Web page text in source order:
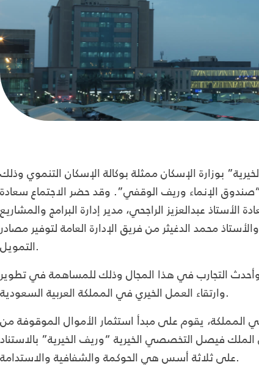
بوزارة الإسكان ممثلة بوكالة الإسكان التنموي وذلك
الإنماء وريف الوقفي”. وقد حضر الاجتماع سعادة
عبدالعزيز الراجحي، مدير إدارة البرامج والمشاريع
محمد الدغيثر من فريق الإدارة العامة لتوفير مصادر
التمويل.
التجارب في هذا المجال وذلك للمساهمة في تطوير
وارتقاء العمل الخيري في المملكة العربية السعودية.
يقوم على مبدأ استثمار الأموال الموقوفة من
فيصل التخصصي الخيرية “وريف الخيرية” بالاستناد
على ثلاثة أسس هي الحوكمة والشفافية والاستدامة.